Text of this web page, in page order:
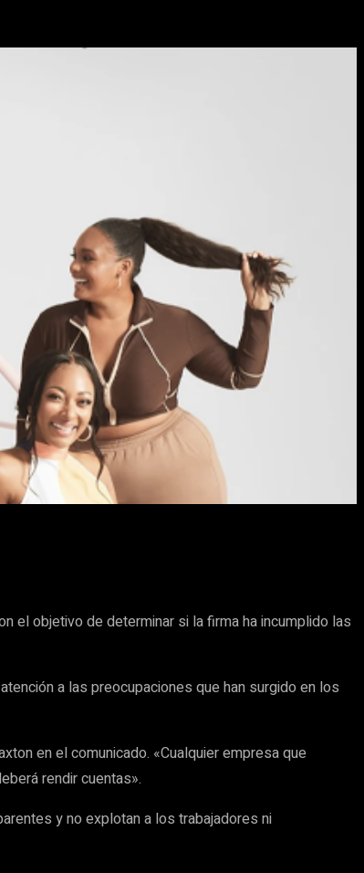
el objetivo de determinar si la firma ha incumplido las
a las preocupaciones que han surgido en los
en el comunicado. «Cualquier empresa que
rendir cuentas».
y no explotan a los trabajadores ni